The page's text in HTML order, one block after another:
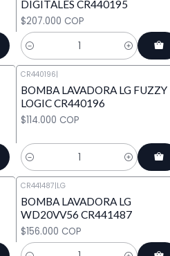
DIGITALES CR440195
$207.000 COP
Cantidad
CR440196|
BOMBA LAVADORA LG FUZZY
LOGIC CR440196
$114.000 COP
Cantidad
CR441487|LG
BOMBA LAVADORA LG
WD20VV56 CR441487
$156.000 COP